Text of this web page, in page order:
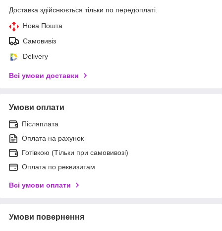
Доставка здійснюється тільки по передоплаті.
Нова Пошта
Самовивіз
Delivery
Всі умови доставки
Умови оплати
Післяплата
Оплата на рахунок
Готівкою (Тільки при самовивозі)
Оплата по реквизитам
Всі умови оплати
Умови повернення